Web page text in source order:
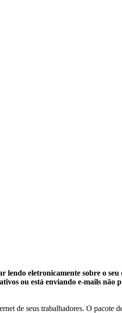
lendo eletronicamente sobre o
ou está enviando e-mails não
de seus trabalhadores. O pacote